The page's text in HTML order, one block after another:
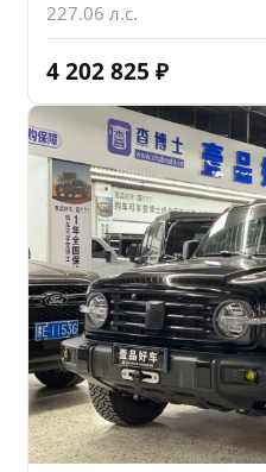
227.06 л.с.
4 202 825 ₽